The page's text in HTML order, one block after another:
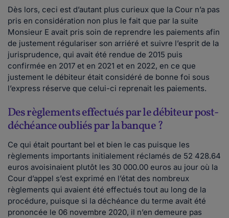
Dès lors, ceci est d’autant plus curieux que la Cour n’a pas
pris en considération non plus le fait que par la suite
Monsieur E avait pris soin de reprendre les paiements afin
de justement régulariser son arriéré et suivre l’esprit de la
jurisprudence, qui avait été rendue de 2015 puis
confirmée en 2017 et en 2021 et en 2022, en ce que
justement le débiteur était considéré de bonne foi sous
l’express réserve que celui-ci reprenait les paiements.
Des règlements effectués par le débiteur post-
déchéance oubliés par la banque ?
Ce qui était pourtant bel et bien le cas puisque les
règlements importants initialement réclamés de 52 428.64
euros avoisinaient plutôt les 30 000.00 euros au jour où la
Cour d’appel s’est exprimé en l’état des nombreux
règlements qui avaient été effectués tout au long de la
procédure, puisque si la déchéance du terme avait été
prononcée le 06 novembre 2020, il n’en demeure pas